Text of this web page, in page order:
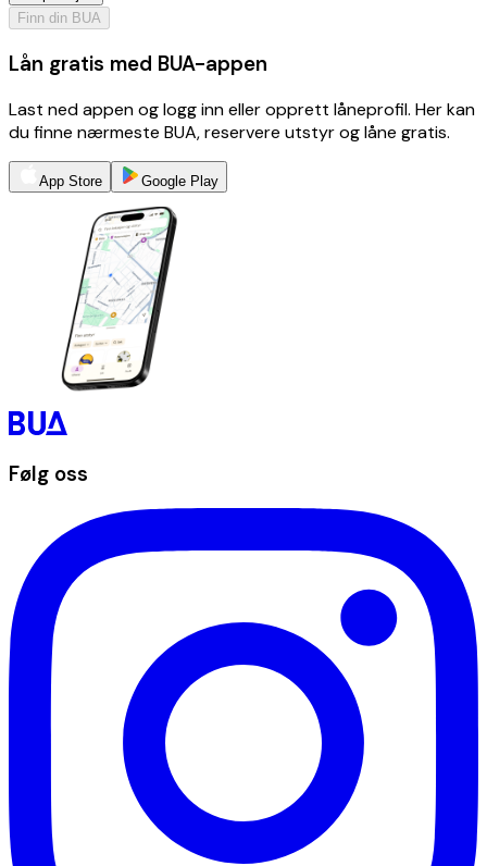
Finn din BUA
Lån gratis med BUA-appen
Last ned appen og logg inn eller opprett låneprofil. Her kan
du finne nærmeste BUA, reservere utstyr og låne gratis.
App Store Google Play
Følg oss